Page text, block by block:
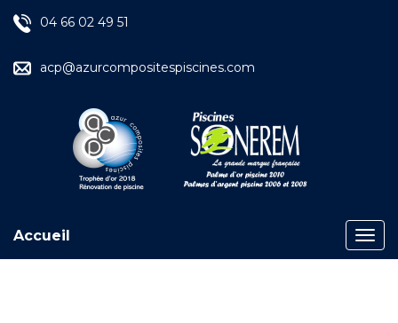
04 66 02 49 51
acp@azurcompositespiscines.com
Accueil